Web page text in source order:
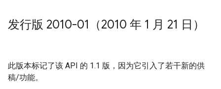
发行版 2010-01（2010 年 1 月 21 日）
此版本标记了该 API 的 1.1 版，因为它引入了若干新的供
稿/功能。